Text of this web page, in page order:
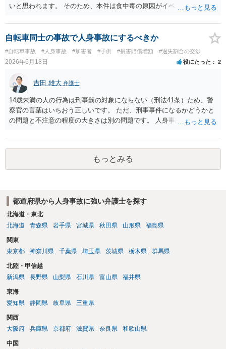
いと思われます。 そのため、本件は食中毒の原因がイベント主催者に
とは困難であると考えます。
自転車同士の事故で人身事故にするべきか
#自転車事故 #人身事故 #加害者 #子供 #損害賠償増額 #過失割合の交渉
2026年6月18日 役にたった 2
吉田 雄大 弁護士
14歳未満の人の行為は刑事罰の対象にならない（刑法41条）ため、警
察官の言葉はいちおう正しいです。 ただ、刑事事件になるかどうかと
の問題と不注意の程度の大きさは別の問題です。 人身事故の届出を行
はありません。
もっとみる
都道府県から人身事故に強い弁護士を探す
北海道・東北
北海道
青森県 岩手県 宮城県 秋田県 山形県 福島県
関東
東京都
神奈川県 千葉県 埼玉県 茨城県 栃木県 群馬県
北陸・甲信越
新潟県
長野県 山梨県 石川県 富山県 福井県
東海
愛知県
静岡県 岐阜県 三重県
関西
大阪府
兵庫県 京都府 滋賀県 奈良県 和歌山県
中国